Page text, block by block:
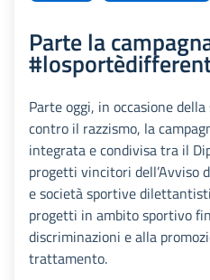
Parte la
Parte oggi, in occasione
contro il razzismo, la
integrata e condivisa tra il
progetti vincitori dell’Avviso
e società sportive
progetti in ambito sportivo
discriminazioni e alla
trattamento.